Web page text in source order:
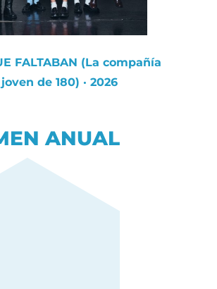
FALTABAN (La compañía
joven de 180) · 2026
ANUAL